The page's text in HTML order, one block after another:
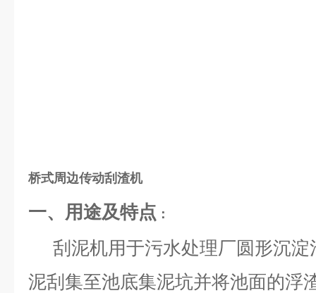
桥式周边传动刮渣机
一、用途及特点 ：
刮泥机用于污水处理厂圆形沉淀
泥刮集至池底集泥坑并将池面的浮